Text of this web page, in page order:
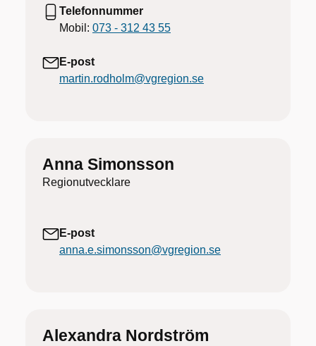
Telefonnummer
Mobil: 073 - 312 43 55
E-post
martin.rodholm@vgregion.se
Anna Simonsson
Regionutvecklare
E-post
anna.e.simonsson@vgregion.se
Alexandra Nordström